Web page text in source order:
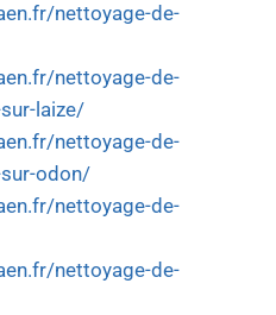
nettoyage-de-
nettoyage-de-
laize/
nettoyage-de-
odon/
nettoyage-de-
nettoyage-de-